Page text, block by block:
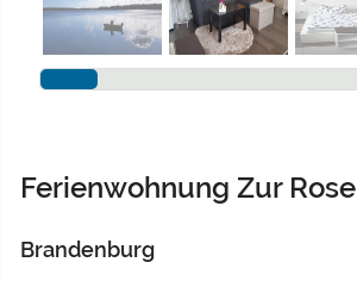
Ferienwohnung Zur Rose
Brandenburg